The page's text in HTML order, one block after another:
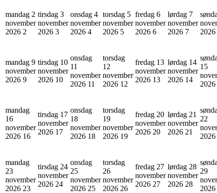
mandag 2
november
2026 2
tirsdag 3
november
2026 3
onsdag 4
november
2026 4
torsdag 5
november
2026 5
fredag 6
november
2026 6
lørdag 7
november
2026 7
2026
mandag 9
november
2026 9
tirsdag 10
november
2026 10
onsdag
11
november
2026 11
torsdag
12
november
2026 12
fredag 13
november
2026 13
lørdag 14
november
2026 14
15
2026
mandag
16
november
2026 16
tirsdag 17
november
2026 17
onsdag
18
november
2026 18
torsdag
19
november
2026 19
fredag 20
november
2026 20
lørdag 21
november
2026 21
22
2026
mandag
23
november
2026 23
tirsdag 24
november
2026 24
onsdag
25
november
2026 25
torsdag
26
november
2026 26
fredag 27
november
2026 27
lørdag 28
november
2026 28
29
2026